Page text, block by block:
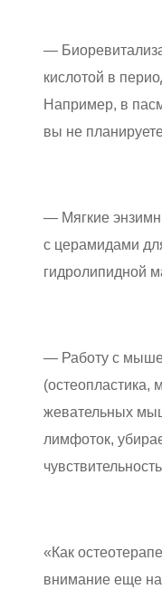
—
кислотой в
Например, в
вы не
— Мягкие
с церамидами
гидролипидной
— Работу с
жевательных
лимфоток,
«Как
внимание еще